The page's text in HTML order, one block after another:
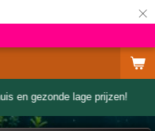
×
en gezonde lage prijzen!